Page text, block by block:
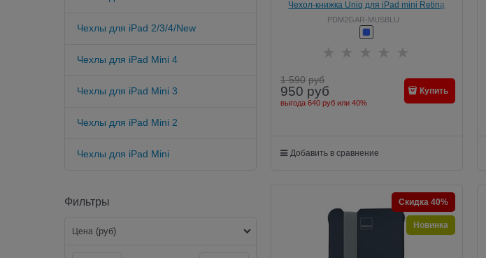
Чехлы для iPad 2/3/4/New
Чехлы для iPad Mini 4
Чехлы для iPad Mini 3
Чехлы для iPad Mini 2
Чехлы для iPad Mini
Фильтры
Цена (руб)
Чехол-книжка Uniq для iPad mini Retina
Muse Blue (PDM2GAR-MUSBLU)
PDM2GAR-MUSBLU
1 590 руб
950 руб
выгода 640 руб или 40%
Купить
Добавить в сравнение
Скидка 40%
Новинка